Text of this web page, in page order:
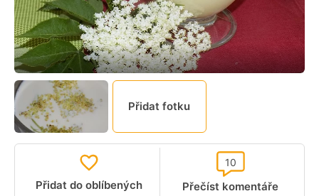
Přidat fotku
Přidat do oblíbených Přečíst komentáře
10